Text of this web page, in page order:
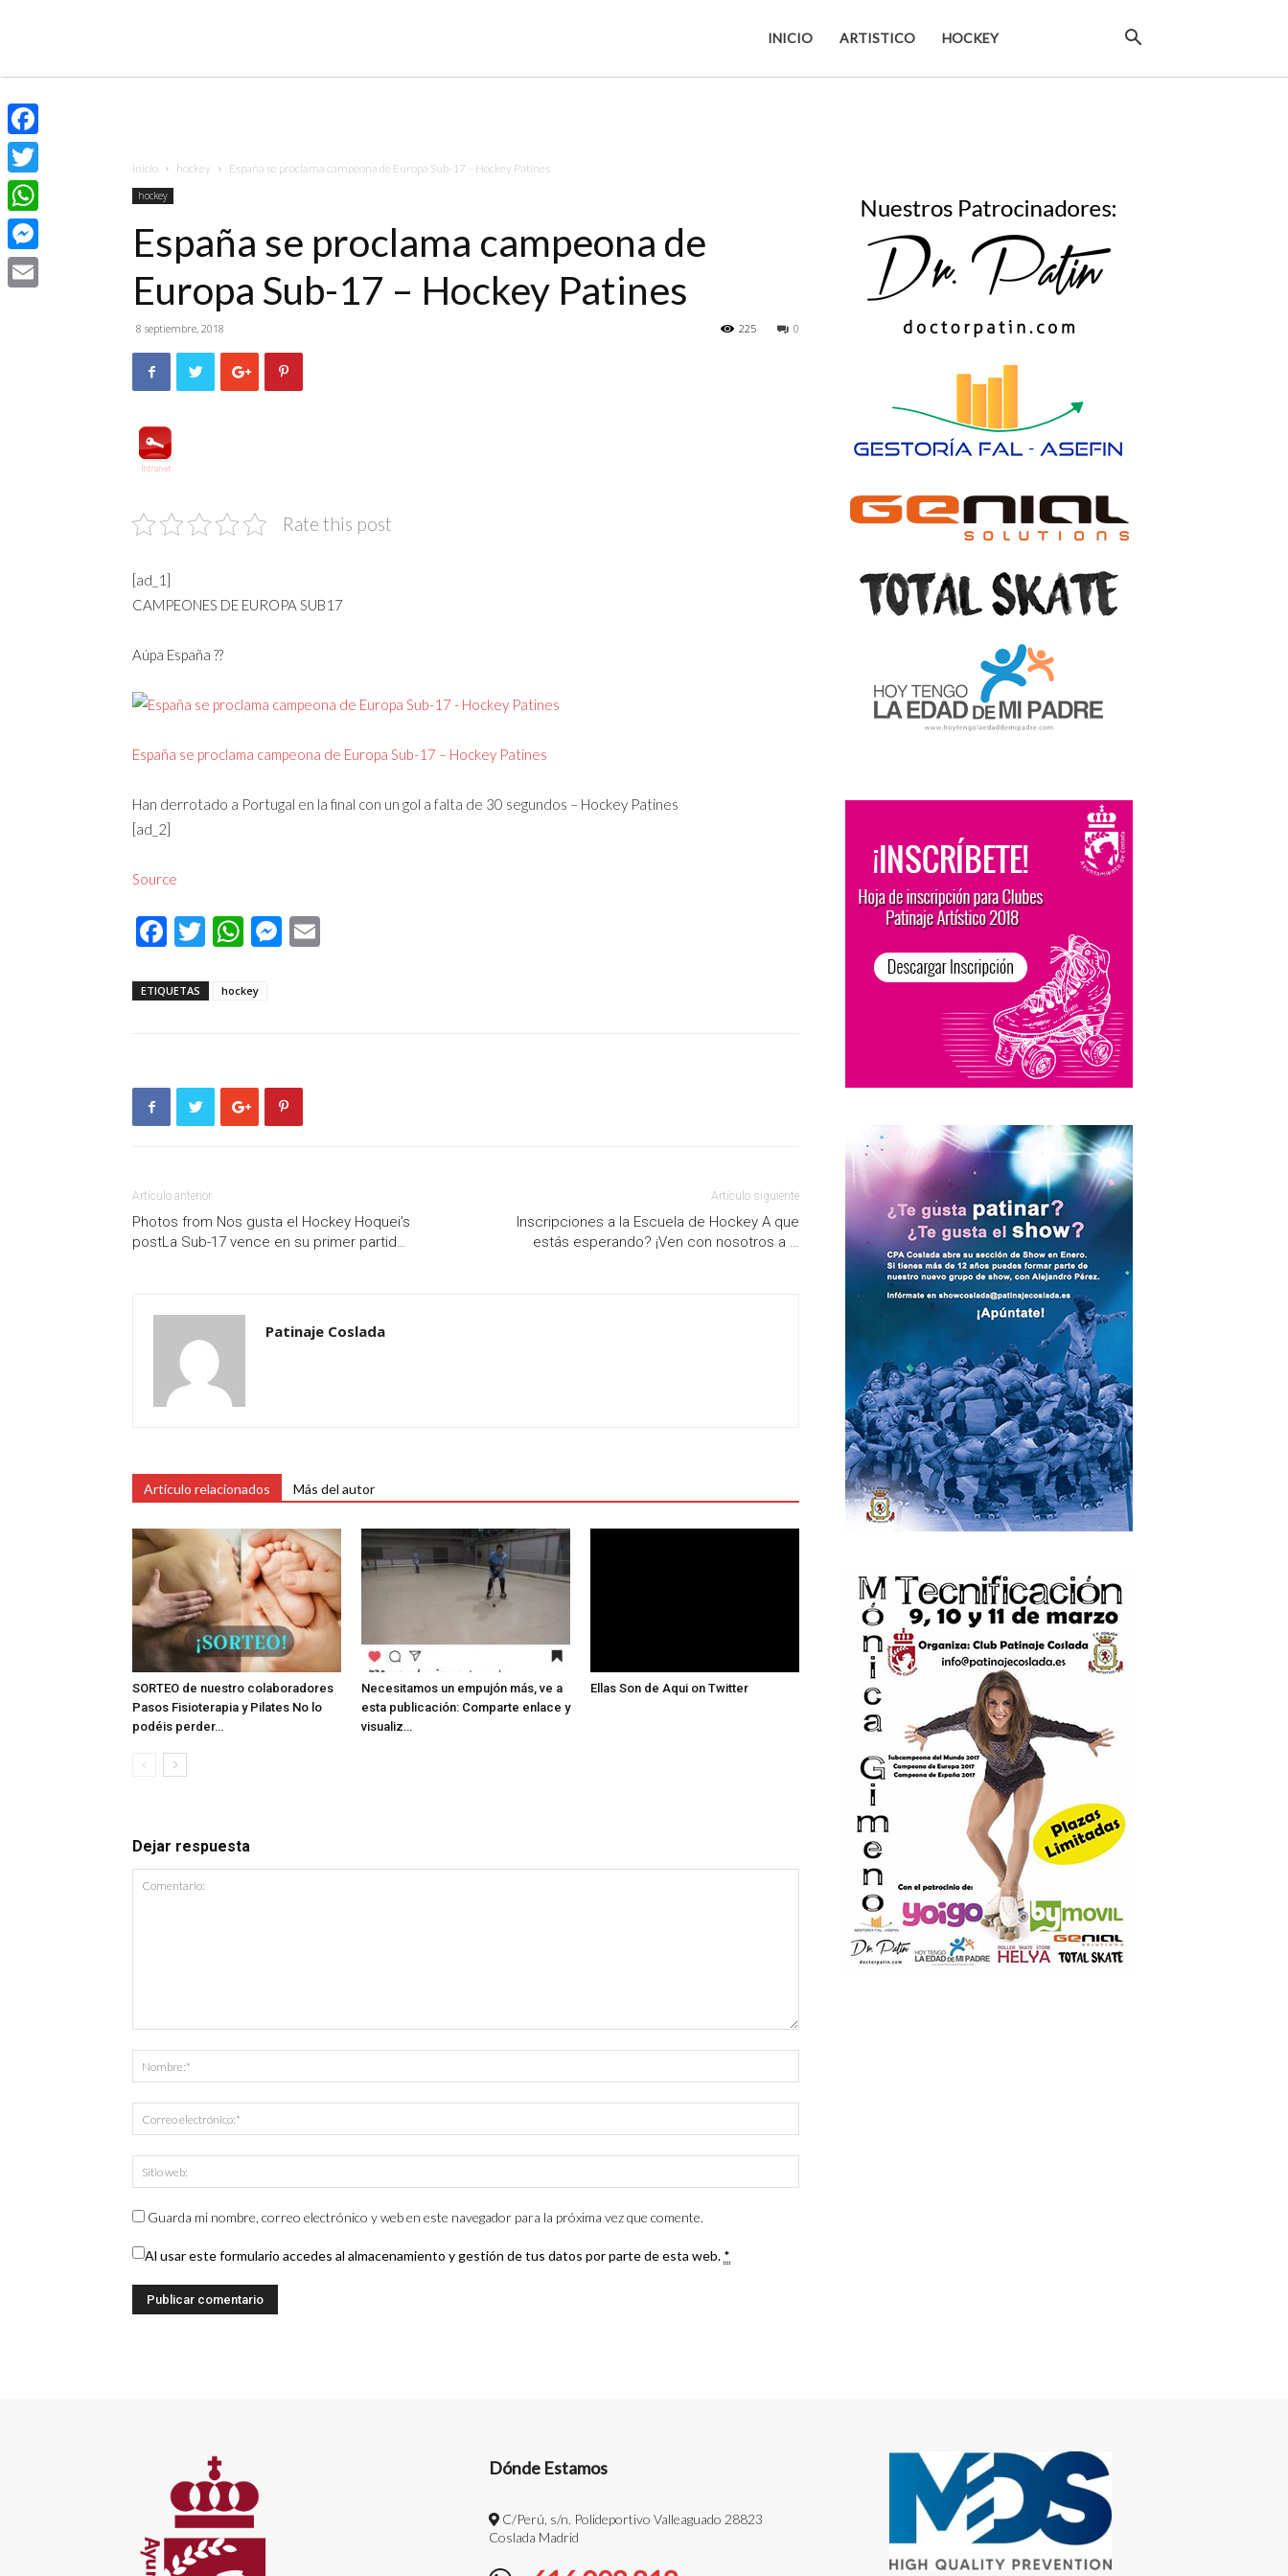
INICIO ARTISTICO HOCKEY
Inicio hockey España se proclama campeona de Europa Sub-17 – Hockey Patines
hockey
España se proclama campeona de
Europa Sub-17 – Hockey Patines
8 septiembre, 2018 0
225
Rate this post
[ad_1]
CAMPEONES DE EUROPA SUB17
Aúpa España ??
España se proclama campeona de Europa Sub-17 – Hockey Patines
Han derrotado a Portugal en la final con un gol a falta de 30 segundos – Hockey Patines
[ad_2]
Source
Facebook
Twitter
WhatsApp
Messenger
ETIQUETAS hockey
Artículo anterior
Photos from Nos gusta el Hockey Hoquei’s
postLa Sub-17 vence en su primer partid…
Artículo siguiente
Inscripciones a la Escuela de Hockey A que
estás esperando? ¡Ven con nosotros a …
Patinaje Coslada
Artículo relacionados Más del autor
SORTEO de nuestro colaboradores
Pasos Fisioterapia y Pilates No lo
podéis perder…
Necesitamos un empujón más, ve a
esta publicación: Comparte enlace y
visualiz…
Ellas Son de Aqui on Twitter
Dejar respuesta
Guarda mi nombre, correo electrónico y web en este navegador para la próxima vez que comente.
Al usar este formulario accedes al almacenamiento y gestión de tus datos por parte de esta web. *
Dónde Estamos
C/Perú, s/n. Polideportivo Valleaguado 28823
Coslada Madrid
Facebook
Twitter
WhatsApp
Messenger